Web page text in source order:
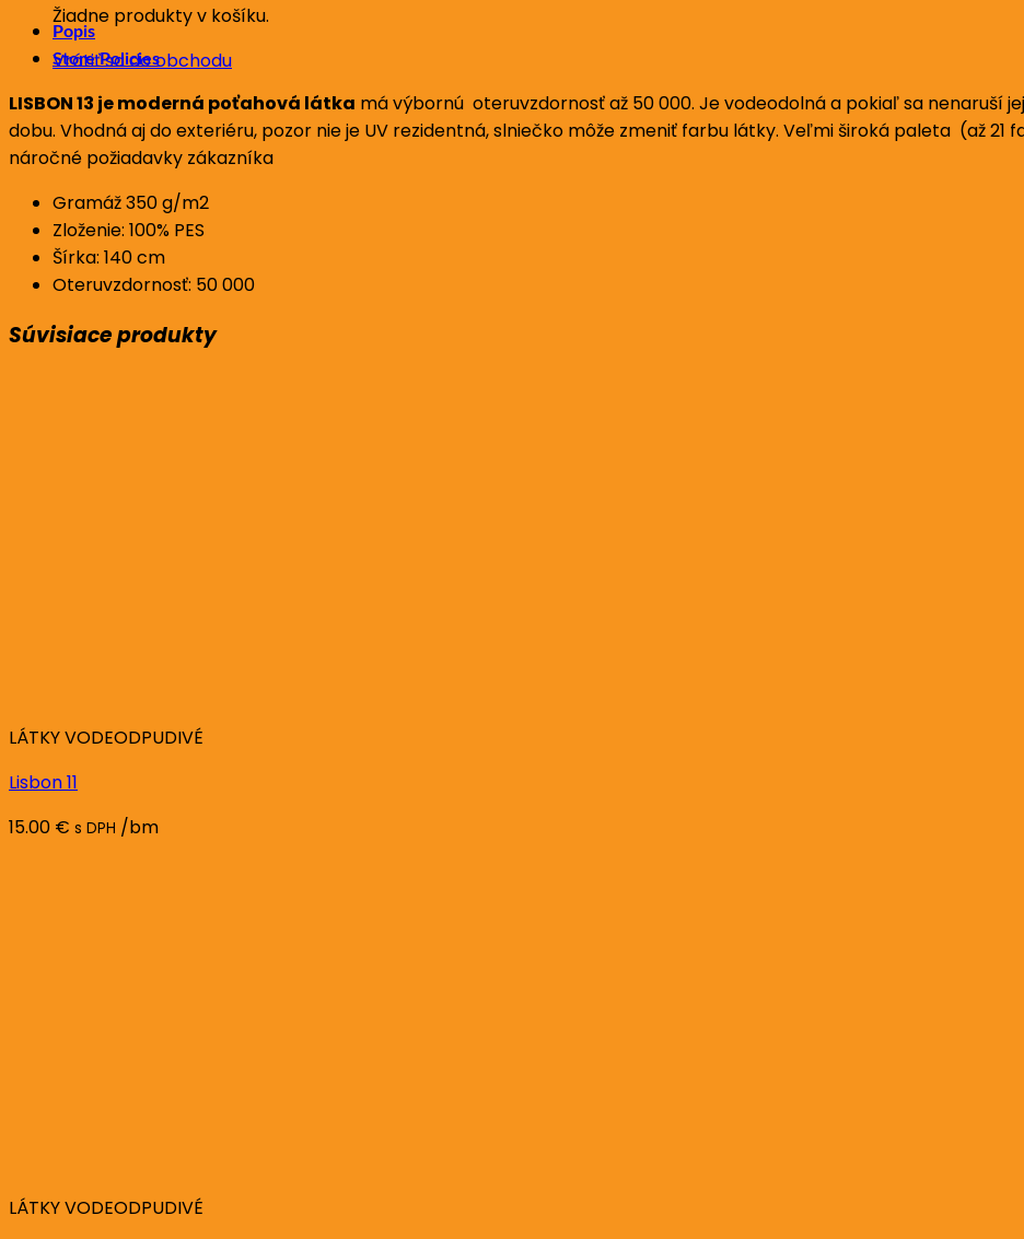
Žiadne produkty v košíku.
Vrátiť sa do obchodu
Popis
Store Policies
LISBON 13 je moderná poťahová látka má výbornú oteruvzdornosť až 50 000. Je vodeodolná a pokiaľ sa nenaruší
dobu. Vhodná aj do exteriéru, pozor nie je UV rezidentná, slniečko môže zmeniť farbu látky. Veľmi široká paleta (až
náročné požiadavky zákazníka
Gramáž 350 g/m2
Zloženie: 100% PES
Šírka: 140 cm
Oteruvzdornosť: 50 000
Súvisiace produkty
LÁTKY VODEODPUDIVÉ
Lisbon 11
15.00 € s DPH /bm
LÁTKY VODEODPUDIVÉ